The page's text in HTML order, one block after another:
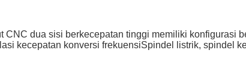
CNC dua sisi berkecepatan tinggi memiliki konfigurasi
kecepatan konversi frekuensiSpindel listrik, spindel